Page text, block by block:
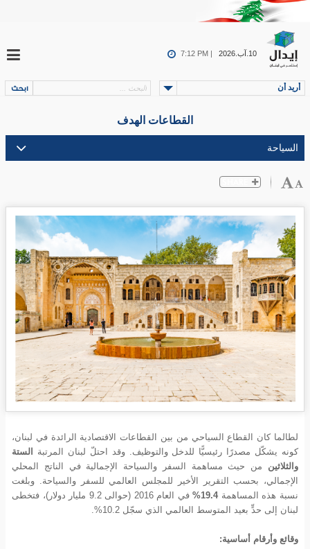
10.آب.2026 7:12 PM |
أريد أن
القطاعات الهدف
لطالما كان القطاع السياحي من بين القطاعات الاقتصادية الرائدة في لبنان،
كونه يشكّل مصدرًا رئيسيًّا للدخل والتوظيف. وقد احتلّ لبنان المرتبة
الستة
والثلاثين من حيث مساهمة السفر والسياحة الإجمالية في الناتج المحلي
الإجمالي، بحسب التقرير الأخير للمجلس العالمي للسفر والسياحة. وبلغت
نسبة هذه المساهمة19.4%
في العام 2016 (حوالى 9.2 مليار دولار)، فتخطى
لبنان إلى حدٍّ بعيد المتوسط العالمي الذي سجّل 10.2%.
وقائع وأرقام أساسية: